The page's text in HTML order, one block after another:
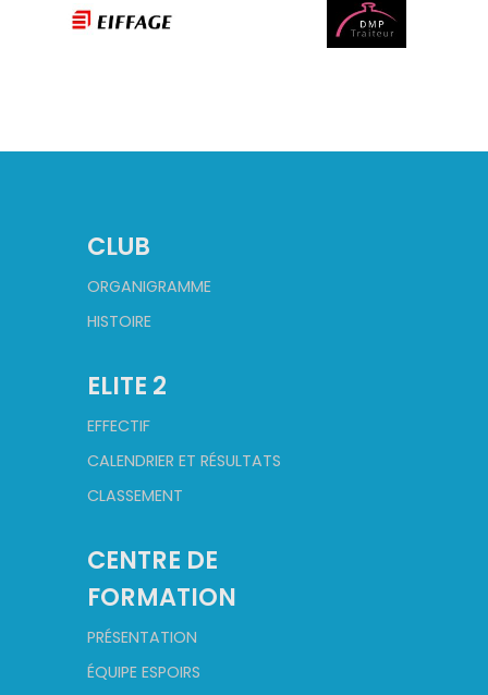
CLUB
ORGANIGRAMME
HISTOIRE
ELITE 2
EFFECTIF
CALENDRIER ET RÉSULTATS
CLASSEMENT
CENTRE DE
FORMATION
PRÉSENTATION
ÉQUIPE ESPOIRS